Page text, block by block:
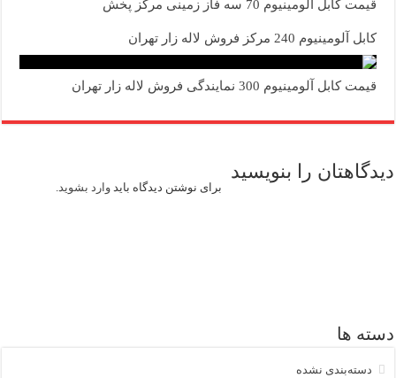
قیمت کابل آلومینیوم 70 سه فاز زمینی مرکز پخش
کابل آلومینیوم 240 مرکز فروش لاله زار تهران
قیمت کابل آلومینیوم 300 نمایندگی فروش لاله زار تهران
دیدگاهتان را بنویسید
برای نوشتن دیدگاه بایدوارد بشوید.
دسته ها
دسته‌بندی نشده